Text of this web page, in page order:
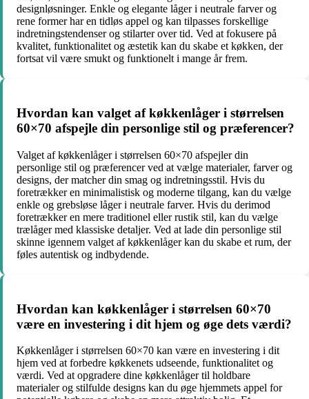
designløsninger. Enkle og elegante låger i neutrale farver og
rene former har en tidløs appel og kan tilpasses forskellige
indretningstendenser og stilarter over tid. Ved at fokusere på
kvalitet, funktionalitet og æstetik kan du skabe et køkken, der
fortsat vil være smukt og funktionelt i mange år frem.
Hvordan kan valget af køkkenlåger i størrelsen
60×70 afspejle din personlige stil og præferencer?
Valget af køkkenlåger i størrelsen 60×70 afspejler din
personlige stil og præferencer ved at vælge materialer, farver og
designs, der matcher din smag og indretningsstil. Hvis du
foretrækker en minimalistisk og moderne tilgang, kan du vælge
enkle og grebsløse låger i neutrale farver. Hvis du derimod
foretrækker en mere traditionel eller rustik stil, kan du vælge
trælåger med klassiske detaljer. Ved at lade din personlige stil
skinne igennem valget af køkkenlåger kan du skabe et rum, der
føles autentisk og indbydende.
Hvordan kan køkkenlåger i størrelsen 60×70
være en investering i dit hjem og øge dets værdi?
Køkkenlåger i størrelsen 60×70 kan være en investering i dit
hjem ved at forbedre køkkenets udseende, funktionalitet og
værdi. Ved at opgradere dine køkkenlåger til holdbare
materialer og stilfulde designs kan du øge hjemmets appel for